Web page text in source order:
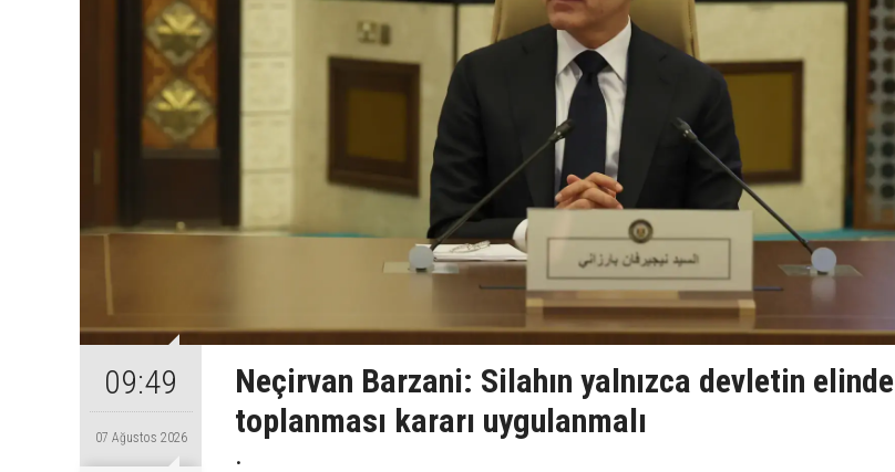
09:49
07 Ağustos 2026
Neçirvan Barzani: Silahın yalnızca devletin elinde
toplanması kararı uygulanmalı
.